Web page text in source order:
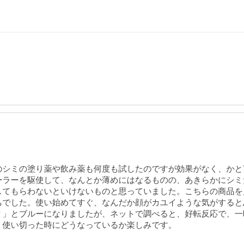
ミの塗り薬や飲み薬も何度も試したのですが効果がなく、か
ーを駆使して、なんとか薄めにはなるものの、あきらかにシ
もらわないといけないものと思っていました。こちらの商品
した。使い始めてすぐ、なんだか顔がカユイような気がする
とブルーになりましたが、ネットで調べると、好転反応で、
い切った時にどうなっているか楽しみです。